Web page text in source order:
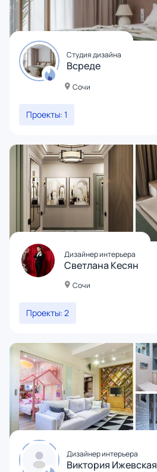
Студия дизайна
Всреде
Сочи
Проекты: 1
Дизайнер интерьера
Светлана Кесян
Сочи
Проекты: 2
Дизайнер интерьера
Виктория Ижевская